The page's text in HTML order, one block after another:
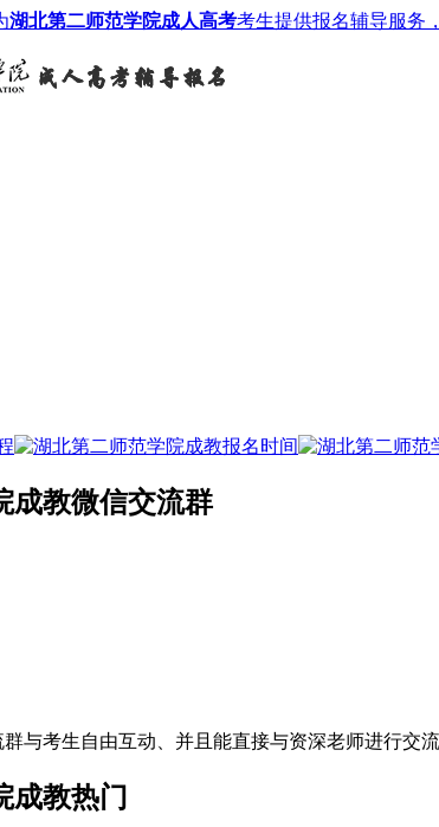
湖北第二师范学院成人高考考生提供报名辅导服务
成教微信交流群
群与考生自由互动、并且能直接与资深老师进行交流
成教热门